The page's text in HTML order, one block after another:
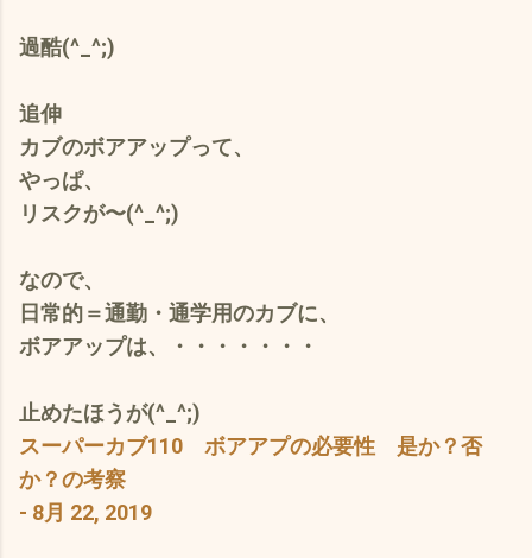
過酷(^_^;)
追伸
カブのボアアップって、
やっぱ、
リスクが〜(^_^;)
なので、
日常的＝通勤・通学用のカブに、
ボアアップは、・・・・・・・
止めたほうが(^_^;)
スーパーカブ110 ボアアプの必要性 是か？否
か？の考察
- 8月 22, 2019